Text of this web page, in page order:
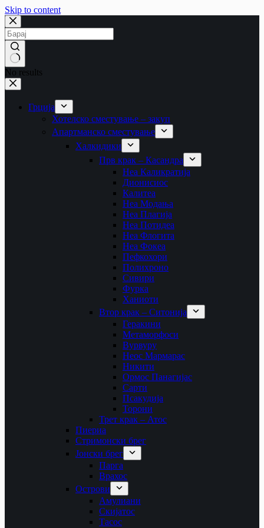
Skip to content
No results
Грција
Хотелско сместување – закуп
Апартманско сместување
Халкидики
Прв крак – Касандра
Неа Каликратија
Дионисиос
Калитеа
Неа Модања
Неа Плагија
Неа Потидеа
Неа Флогита
Неа Фокеа
Пефкохори
Полихроно
Сивири
Фурка
Ханиоти
Втор крак – Ситонија
Геракини
Метаморфоси
Вурвуру
Неос Мармарас
Никити
Ормос Панагијас
Сарти
Псакудија
Торони
Трет крак – Атос
Пиериа
Стримонски брег
Јонски брег
Парга
Врахос
Острови
Амулиани
Скијатос
Тасос